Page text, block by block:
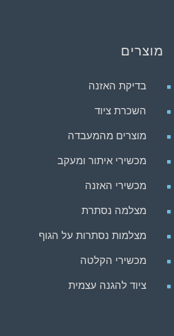
מוצרים
בדיקת האזנה
השכרת ציוד
מוצרים מהמעבדה
מכשירי איתור ומעקב
מכשירי האזנה
מצלמה נסתרת
מצלמות נסתרות על הגוף
מכשירי הקלטה
ציוד להגנה עצמית